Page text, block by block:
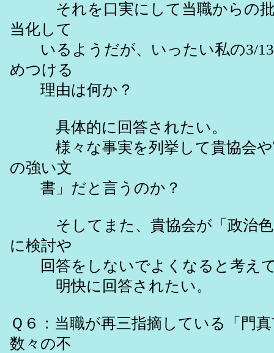
それを口実にして当職からの批
当化して
いるようだが、いったい私の3/13
めつける
理由は何か？
具体的に回答されたい。
様々な事実を列挙して貴協会や
の強い文
書」だと言うのか？
そしてまた、貴協会が「政治色
に検討や
回答をしないでよくなると考え
明快に回答されたい。
Ｑ６：当職が再三指摘している「門
数々の不